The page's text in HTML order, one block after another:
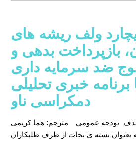
ولف ریشه های
بازپرداخت بدهی و
ضد سرمایه داری
برنامه خبری تحلیلی
دمکراسی ناو
مترجم: هما کریمی
حذف بودجه عمومی
بعنوان بسته ی نجات از طرف طلبکاران